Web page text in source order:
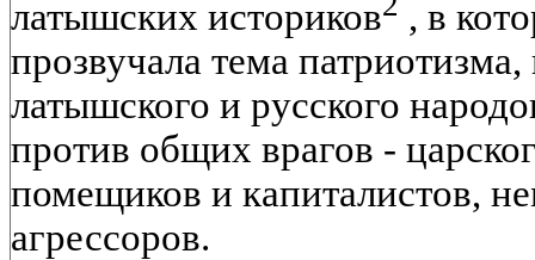
латышских историков
, в
прозвучала тема
латышского и русского
против общих врагов -
помещиков и капиталистов,
агрессоров.